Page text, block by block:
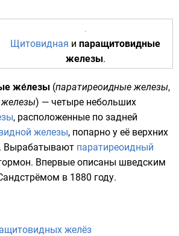
Щитовидная и паращитовидные
железы.
же́лезы (паратиреоидные железы,
) — четыре небольших
, расположенные по задней
железы, попарно у её верхних
Вырабатывают паратиреоидный
Впервые описаны шведским
в 1880 году.
желёз